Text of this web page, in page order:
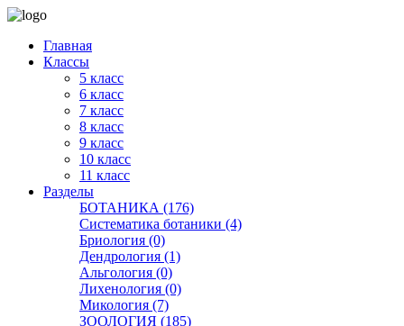
Главная
Классы
5 класс
6 класс
7 класс
8 класс
9 класс
10 класс
11 класс
Разделы
БОТАНИКА (176)
Систематика ботаники (4)
Бриология (0)
Дендрология (1)
Альгология (0)
Лихенология (0)
Микология (7)
ЗООЛОГИЯ (185)